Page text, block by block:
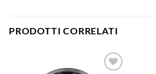
PRODOTTI CORRELATI